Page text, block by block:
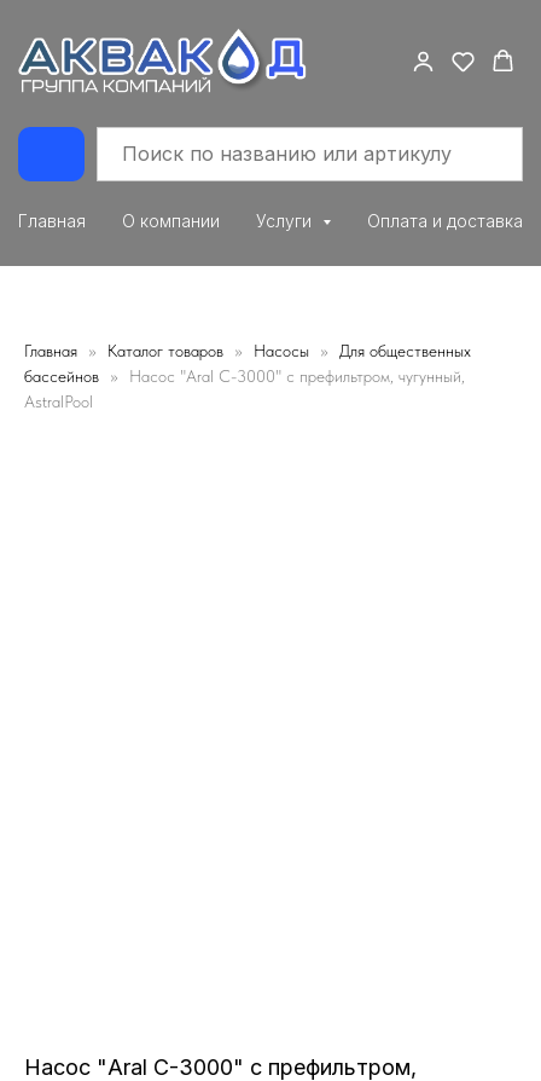
Главная О компании Услуги Оплата и доставка
Главная Каталог товаров Насосы
Для общественных
бассейнов
Насос "Aral C-3000" с префильтром, чугунный,
AstralPool
Насос "Aral C-3000" с префильтром,